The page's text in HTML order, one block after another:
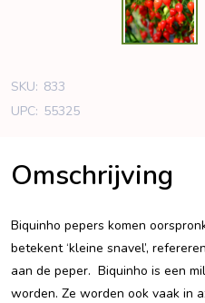
SKU: 833
UPC: 55325
Omschrijving
Biquinho pepers komen
betekent ‘kleine snavel’,
aan de peper. Biquinho is een
worden. Ze worden ook vaak in